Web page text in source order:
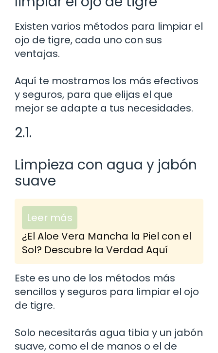
Existen varios métodos para limpiar el
ojo de tigre, cada uno con sus
ventajas.
Aquí te mostramos los más efectivos
y seguros, para que elijas el que
mejor se adapte a tus necesidades.
2.1.
Limpieza con agua y jabón
suave
Leer más
¿El Aloe Vera Mancha la Piel con el
Sol? Descubre la Verdad Aquí
Este es uno de los métodos más
sencillos y seguros para limpiar el ojo
de tigre.
Solo necesitarás agua tibia y un jabón
suave, como el de manos o el de